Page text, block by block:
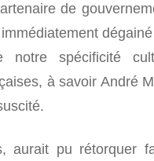
de
notre spécificité
à savoir André
aurait pu rétorquer